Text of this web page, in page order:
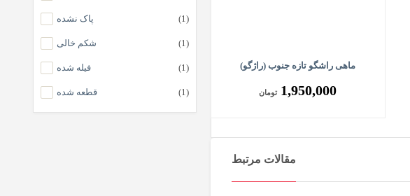
پاک نشده (1)
شکم خالی (1)
فیله شده (1)
قطعه شده (1)
ماهی راشگو تازه جنوب (راژگو)
1,950,000 تومان
مقالات مرتبط